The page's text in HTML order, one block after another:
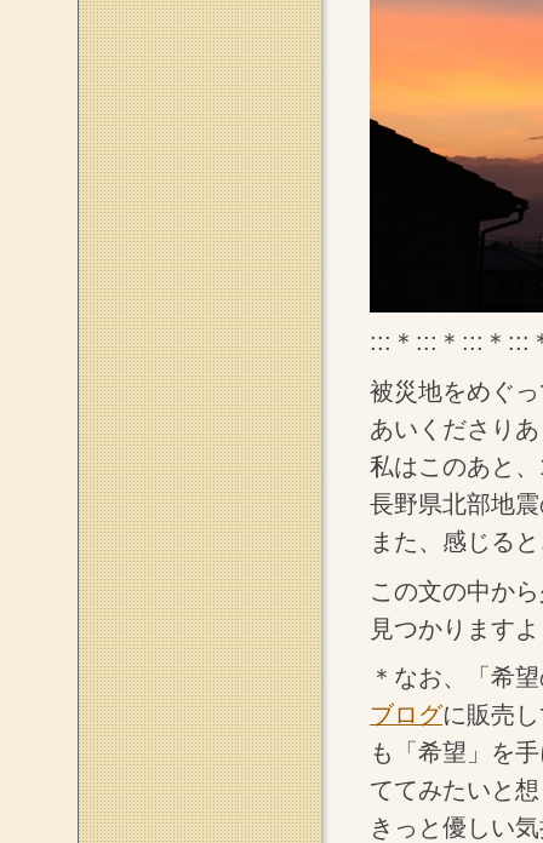
:::＊:::＊:::＊:::
被災地をめぐ
あいくださり
私はこのあと
長野県北部地
また、感じる
この文の中か
見つかります
＊なお、「希
ブログに販売
も「希望」を
ててみたいと
きっと優しい